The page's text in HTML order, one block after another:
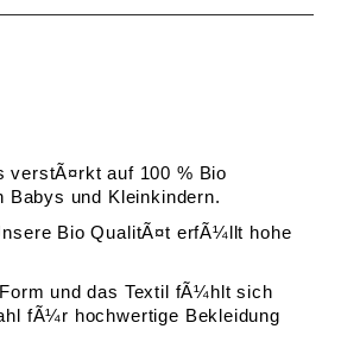
verstÃ¤rkt auf 100 % Bio
und Kleinkindern.
Bio QualitÃ¤t erfÃ¼llt hohe
und das Textil fÃ¼hlt sich
fÃ¼r hochwertige Bekleidung